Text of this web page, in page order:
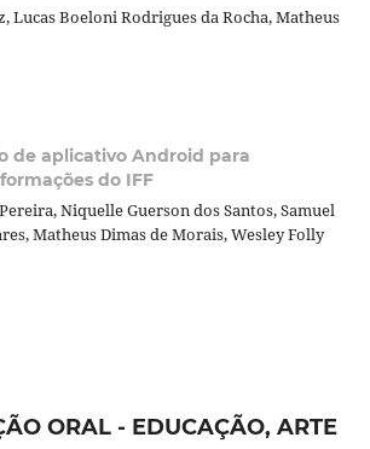
Lucas Boeloni Rodrigues da Rocha, Matheus
de aplicativo Android para
do IFF
Niquelle Guerson dos Santos, Samuel
Matheus Dimas de Morais, Wesley Folly
ORAL - EDUCAÇÃO, ARTE